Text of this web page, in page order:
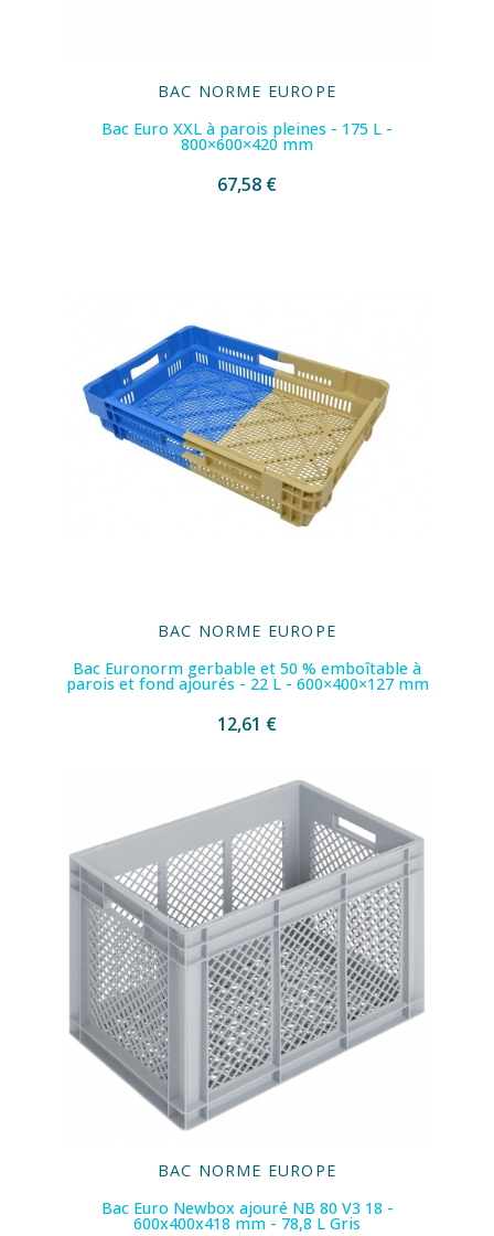
BAC NORME EUROPE
Bac Euro XXL à parois pleines - 175 L -
800×600×420 mm
67,58 €
BAC NORME EUROPE
Bac Euronorm gerbable et 50 % emboîtable à
parois et fond ajourés - 22 L - 600×400×127 mm
12,61 €
BAC NORME EUROPE
Bac Euro Newbox ajouré NB 80 V3 18 -
600x400x418 mm - 78,8 L Gris